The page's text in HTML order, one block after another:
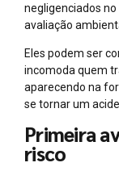
negligenciados
avaliação
Eles podem ser
incomoda quem
aparecendo na
se tornar um
Primeira
risco